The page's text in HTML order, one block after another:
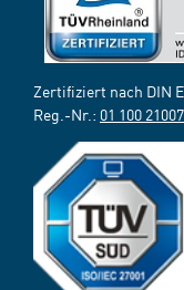
Zertifiziert nach DIN
Reg.-Nr.: 01 100